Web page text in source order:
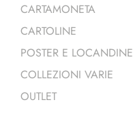
CARTAMONETA
CARTOLINE
POSTER E LOCANDINE
COLLEZIONI VARIE
OUTLET